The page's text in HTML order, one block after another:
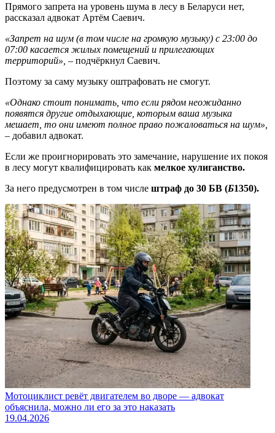
Прямого запрета на уровень шума в лесу в Беларуси нет,
рассказал адвокат Артём Саевич.
«Запрет на шум (в том числе на громкую музыку) с 23:00 до
07:00 касается жилых помещений и прилегающих
территорий», – подчёркнул Саевич.
Поэтому за саму музыку оштрафовать не смогут.
«Однако стоит понимать, что если рядом неожиданно
появятся другие отдыхающие, которым ваша музыка
мешает, то они имеют полное право пожаловаться на шум»,
– добавил адвокат.
Если же проигнорировать это замечание, нарушение их покоя
в лесу могут квалифицировать как мелкое хулиганство.
За него предусмотрен в том числе штраф до 30 БВ (Б1350).
Мотоциклист ревёт двигателем во дворе — адвокат
объяснила, можно ли его за это наказать
19.04.2026